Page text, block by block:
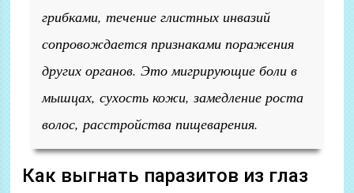
грибками, течение глистных инвазий
сопровождается признаками поражения
других органов. Это мигрирующие боли в
мышцах, сухость кожи, замедление роста
волос, расстройства пищеварения.
Как выгнать паразитов из глаз